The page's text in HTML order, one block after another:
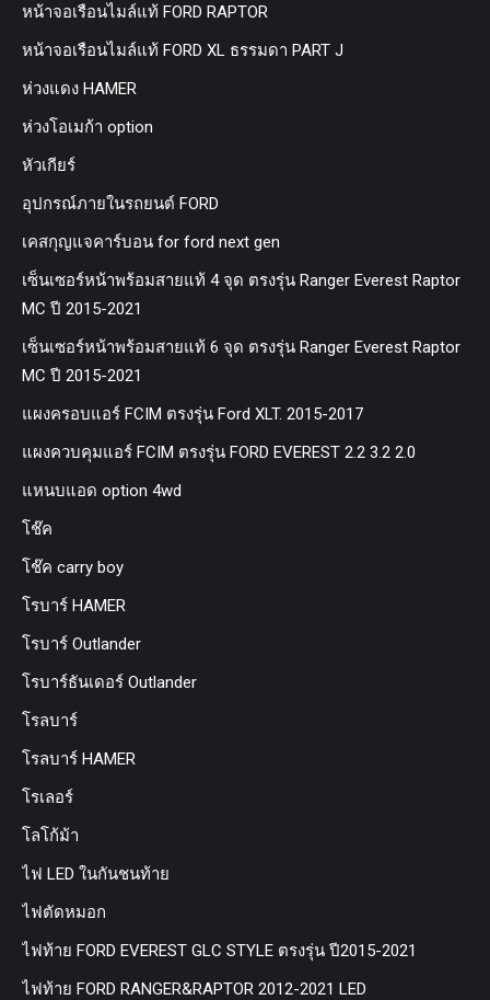
หน้าจอเรือนไมล์แท้ FORD RAPTOR
หน้าจอเรือนไมล์แท้ FORD XL ธรรมดา PART J
ห่วงแดง HAMER
ห่วงโอเมก้า option
หัวเกียร์
อุปกรณ์ภายในรถยนต์ FORD
เคสกุญแจคาร์บอน for ford next gen
เซ็นเซอร์หน้าพร้อมสายแท้ 4 จุด ตรงรุ่น Ranger Everest Raptor
MC ปี 2015-2021
เซ็นเซอร์หน้าพร้อมสายแท้ 6 จุด ตรงรุ่น Ranger Everest Raptor
MC ปี 2015-2021
แผงครอบแอร์ FCIM ตรงรุ่น Ford XLT. 2015-2017
แผงควบคุมแอร์ FCIM ตรงรุ่น FORD EVEREST 2.2 3.2 2.0
แหนบแอด option 4wd
โช๊ค
โช๊ค carry boy
โรบาร์ HAMER
โรบาร์ Outlander
โรบาร์ธันเดอร์ Outlander
โรลบาร์
โรลบาร์ HAMER
โรเลอร์
โลโก้ม้า
ไฟ LED ในกันชนท้าย
ไฟตัดหมอก
ไฟท้าย FORD EVEREST GLC STYLE ตรงรุ่น ปี2015-2021
ไฟท้าย FORD RANGER&RAPTOR 2012-2021 LED